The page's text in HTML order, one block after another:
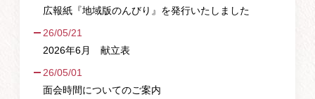
広報紙『地域版のんびり』を発行いたしました
26/05/21
2026年6月 献立表
26/05/01
面会時間についてのご案内